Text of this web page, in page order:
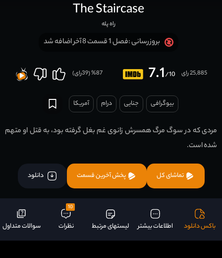
The Staircase
راه پله
بروزرسانی :فصل 1 قسمت 8 آخر اضافه شد
7.1/10 25,885 رای 87
% (
39رای)
بیوگرافی جنایی درام آمریکا
مردی که در سوگ مرگ همسرش زانوی غم بغل گرفته بود، به قتل او متهم
شده است.
تماشای کل پخش آخرین قسمت دانلود
باکس دانلود اطلاعات بیشتر لیستهای مرتبط
10
نظرات سوالات متداول